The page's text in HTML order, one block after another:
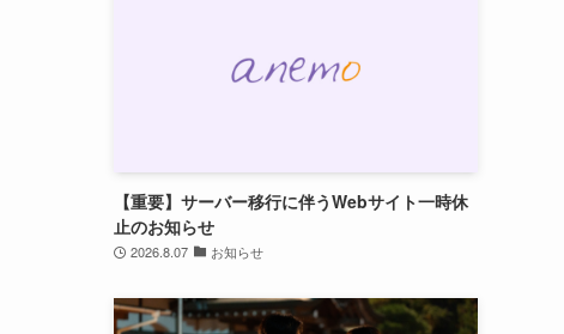
【重要】サーバー移行に伴うWebサイト一時休
止のお知らせ
2026.8.07 お知らせ